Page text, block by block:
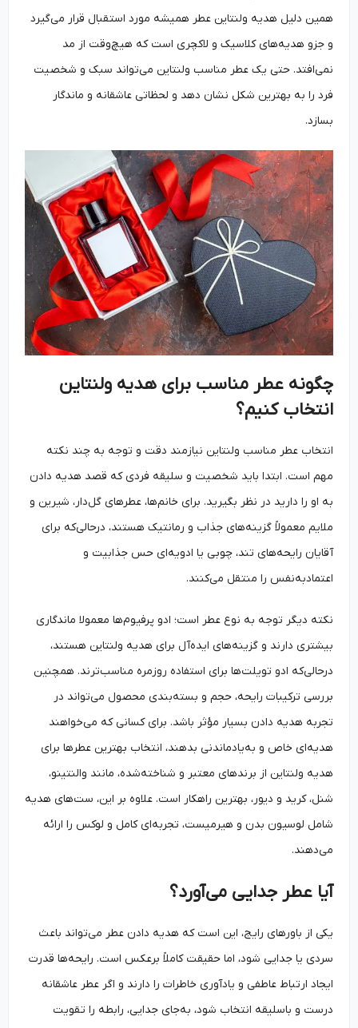
همین دلیل هدیه ولنتاین عطر همیشه مورد استقبال قرار می‌گیرد
و جزو هدیه‌های کلاسیک و لاکچری است که هیچ‌وقت از مد
نمی‌افتد. حتی یک عطر مناسب ولنتاین می‌تواند سبک و شخصیت
فرد را به بهترین شکل نشان دهد و لحظاتی عاشقانه و ماندگار
بسازد.
چگونه عطر مناسب برای هدیه ولنتاین
انتخاب کنیم؟
انتخاب عطر مناسب ولنتاین نیازمند دقت و توجه به چند نکته
مهم است. ابتدا باید شخصیت و سلیقه فردی که قصد هدیه دادن
به او را دارید در نظر بگیرید. برای خانم‌ها، عطرهای گل‌دار، شیرین و
ملایم معمولاً گزینه‌های جذاب و رمانتیک هستند، درحالی‌که برای
آقایان رایحه‌های تند، چوبی یا ادویه‌ای حس جذابیت و
اعتمادبه‌نفس را منتقل می‌کنند.
نکته دیگر توجه به نوع عطر است؛ ادو پرفیوم‌ها معمولا ماندگاری
بیشتری دارند و گزینه‌های ایده‌آل برای هدیه ولنتاین هستند،
درحالی‌که ادو تویلت‌ها برای استفاده روزمره مناسب‌ترند. همچنین
بررسی ترکیبات رایحه، حجم و بسته‌بندی محصول می‌تواند در
تجربه هدیه دادن بسیار مؤثر باشد. برای کسانی که می‌خواهند
هدیه‌ای خاص و به‌یادماندنی بدهند، انتخاب بهترین عطرها برای
هدیه ولنتاین از برندهای معتبر و شناخته‌شده، مانند والنتینو،
شنل، کرید و دیور، بهترین راهکار است. علاوه بر این، ست‌های هدیه
شامل لوسیون بدن و هیرمیست، تجربه‌ای کامل و لوکس را ارائه
می‌دهند.
آیا عطر جدایی می‌آورد؟
یکی از باورهای رایج، این است که هدیه دادن عطر می‌تواند باعث
سردی یا جدایی شود، اما حقیقت کاملاً برعکس است. رایحه‌ها قدرت
ایجاد ارتباط عاطفی و یادآوری خاطرات را دارند و اگر عطر عاشقانه
درست و باسلیقه انتخاب شود، به‌جای جدایی، رابطه را تقویت